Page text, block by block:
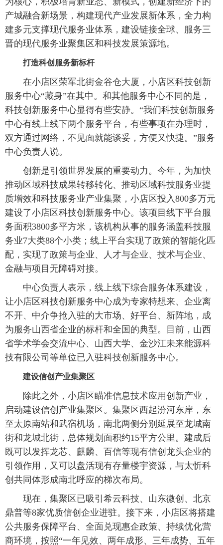
产城融合新场景，构建现代产业发展新体系，全力构
建多元支撑现代服务业体系，建设链接全球、服务三
晋的现代服务业聚集区和科技发展策源地。
打造科创服务新标杆
在小店区荣军北街金谷仓大厦，小店区科技创新
服务中心“藏身”在其中。和其他服务中心不同的是，
科技创新服务中心显得有些安静。“我们科技创新服务
中心有线上线下两个服务平台，有些事项在办理时，
双方通过网络，不见面就能谈妥，方便又快捷。”服务
中心负责人说。
创新是引领世界发展的重要动力。今年，为加快
推动区域科技成果转移转化、推动区域科技服务业提
质增效和科技服务业产业集聚，小店区投入800多万元
建设了小店区科技创新服务中心。该项目线下平台服
务面积3800多平方米，该机构从事的服务涵盖科技服
务业7大类88个小类；线上平台实现了政策的智能化匹
配，实现了政策与企业、人才与企业、技术与企业、
金融与项目无障碍对接。
中心负责人表示，线上线下综合服务体系建设，
让小店区科技创新服务中心成为专家特想来、企业离
不开、中介争抢入驻的大市场、好平台、新阵地，成
为服务山西省企业的标杆和全国的典型。目前，山西
省学术学会交流中心、山西大学、金沙江未来能源科
技有限公司等单位已入驻科技创新服务中心。
建设信创产业集聚区
除此之外，小店区瞄准信息技术应用创新产业，
启动建设信创产业集聚区。集聚区西起汾河东岸，东
至太原南站和武宿机场，南北两侧分别延展至龙城南
街和龙城北街，总体规划面积约15平方公里。建成后
既可以发挥龙芯、麒麟、百信等现有信创龙头企业的
引领作用，又可以盘活现有存量楼宇资源，与太忻科
创共同体形成南北呼应的梯次布局。
现在，集聚区已吸引希云科技、山东微创、北京
鼎普等8家优质信创企业进驻。接下来，小店区将搭建
公共服务保障平台、全面兑现惠企政策、持续优化营
商环境，按照“一年见效、两年成形、三年成势、五年